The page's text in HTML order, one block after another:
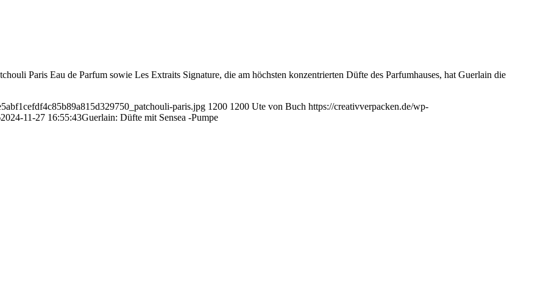
Paris Eau de Parfum sowie Les Extraits Signature, die am höchsten konzentrierten Düfte des Parfumhauses, hat Guerlain die
paris.jpg 1200 1200 Ute von Buch https://creativverpacken.de/wp-
2024-11-27 16:55:43Guerlain: Düfte mit Sensea -Pumpe